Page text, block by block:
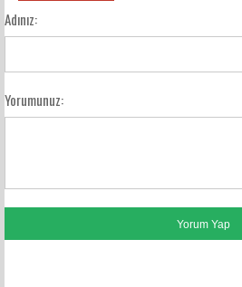
Adınız:
Yorumunuz: